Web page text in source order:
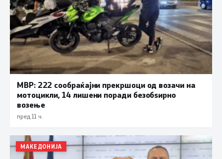
МВР: 222 сообраќајни прекршоци од возачи на
мотоцикли, 14 лишени поради безобѕирно
возење
пред 11 ч.
МАКЕДОНИЈА